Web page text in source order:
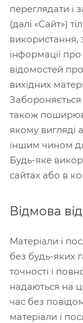
переглядати і
(далі «Сайт»)
використання,
інформації
відомостей
вихідних
Забороняється
також
якому вигляді
іншим чином
Будь-яке
сайтах або в
Відмова
Матеріали і
без будь-яких
точності і
надаються на
час без
матеріали і